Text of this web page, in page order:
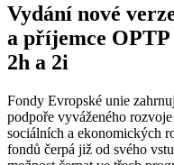
Vydání nové
a příjemce OPTP
2h a 2i
Fondy Evropské unie
podpoře vyváženého
sociálních a ekonomických
fondů čerpá již od svého